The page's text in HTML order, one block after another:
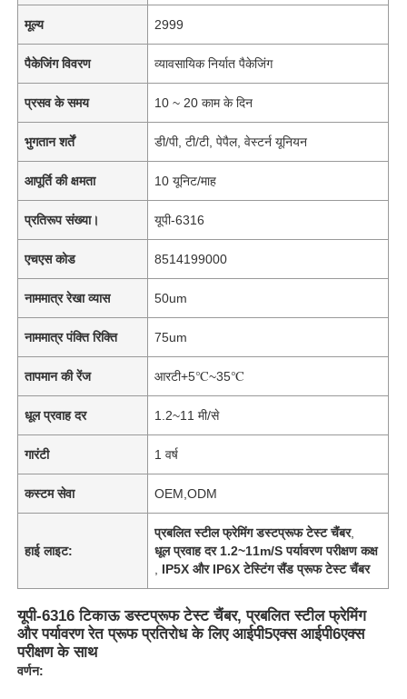
मूल्य 2999
पैकेजिंग विवरण व्यावसायिक निर्यात पैकेजिंग
प्रसव के समय 10 ~ 20 काम के दिन
भुगतान शर्तें डी/पी, टी/टी, पेपैल, वेस्टर्न यूनियन
आपूर्ति की क्षमता 10 यूनिट/माह
प्रतिरूप संख्या। यूपी-6316
एचएस कोड 8514199000
नाममात्र रेखा व्यास 50um
नाममात्र पंक्ति रिक्ति 75um
तापमान की रेंज आरटी+5℃~35℃
धूल प्रवाह दर 1.2~11 मी/से
गारंटी 1 वर्ष
कस्टम सेवा OEM,ODM
हाई लाइट:
प्रबलित स्टील फ्रेमिंग डस्टप्रूफ टेस्ट चैंबर,
धूल प्रवाह दर 1.2~11m/S पर्यावरण परीक्षण कक्ष
IP5X और IP6X टेस्टिंग सैंड प्रूफ टेस्ट चैंबर
यूपी-6316 टिकाऊ डस्टप्रूफ टेस्ट चैंबर, प्रबलित स्टील फ्रेमिंग
और पर्यावरण रेत प्रूफ प्रतिरोध के लिए आईपी5एक्स आईपी6एक्स
परीक्षण के साथ
वर्णन: